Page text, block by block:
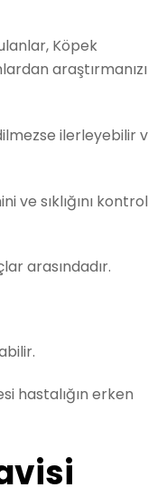
Köpek
araştırmanızı
ilerleyebilir
ve sıklığını kontrol
arasındadır.
hastalığın erken